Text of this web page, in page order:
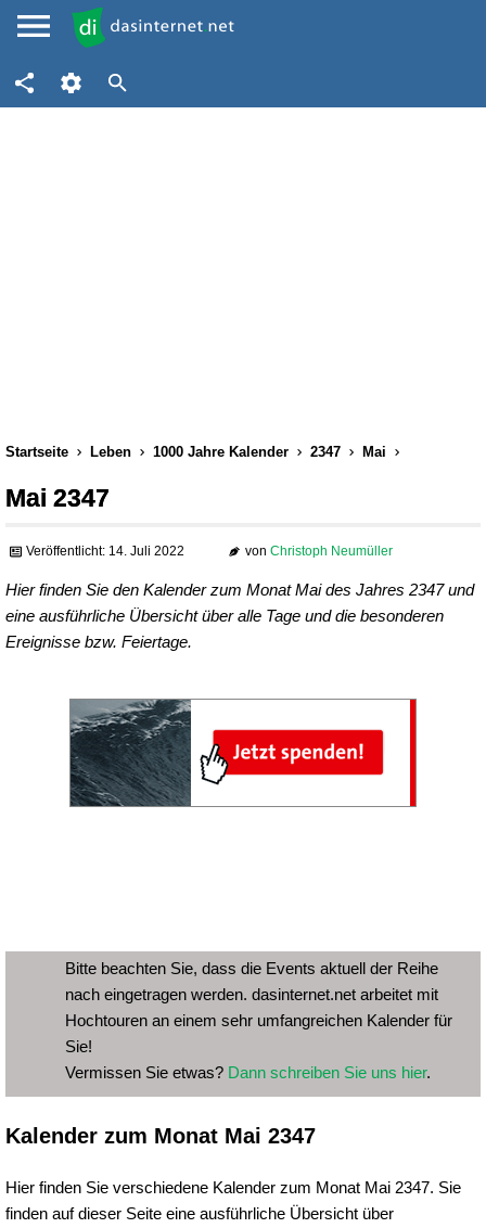
Startseite Leben 1000 Jahre Kalender 2347 Mai
Mai 2347
Veröffentlicht: 14. Juli 2022 von Christoph Neumüller
Hier finden Sie den Kalender zum Monat Mai des Jahres 2347 und
eine ausführliche Übersicht über alle Tage und die besonderen
Ereignisse bzw. Feiertage.
Bitte beachten Sie, dass die Events aktuell der Reihe
nach eingetragen werden. dasinternet.net arbeitet mit
Hochtouren an einem sehr umfangreichen Kalender für
Sie!
Vermissen Sie etwas? Dann schreiben Sie uns hier.
Kalender zum Monat Mai 2347
Hier finden Sie verschiedene Kalender zum Monat Mai 2347. Sie
finden auf dieser Seite eine ausführliche Übersicht über